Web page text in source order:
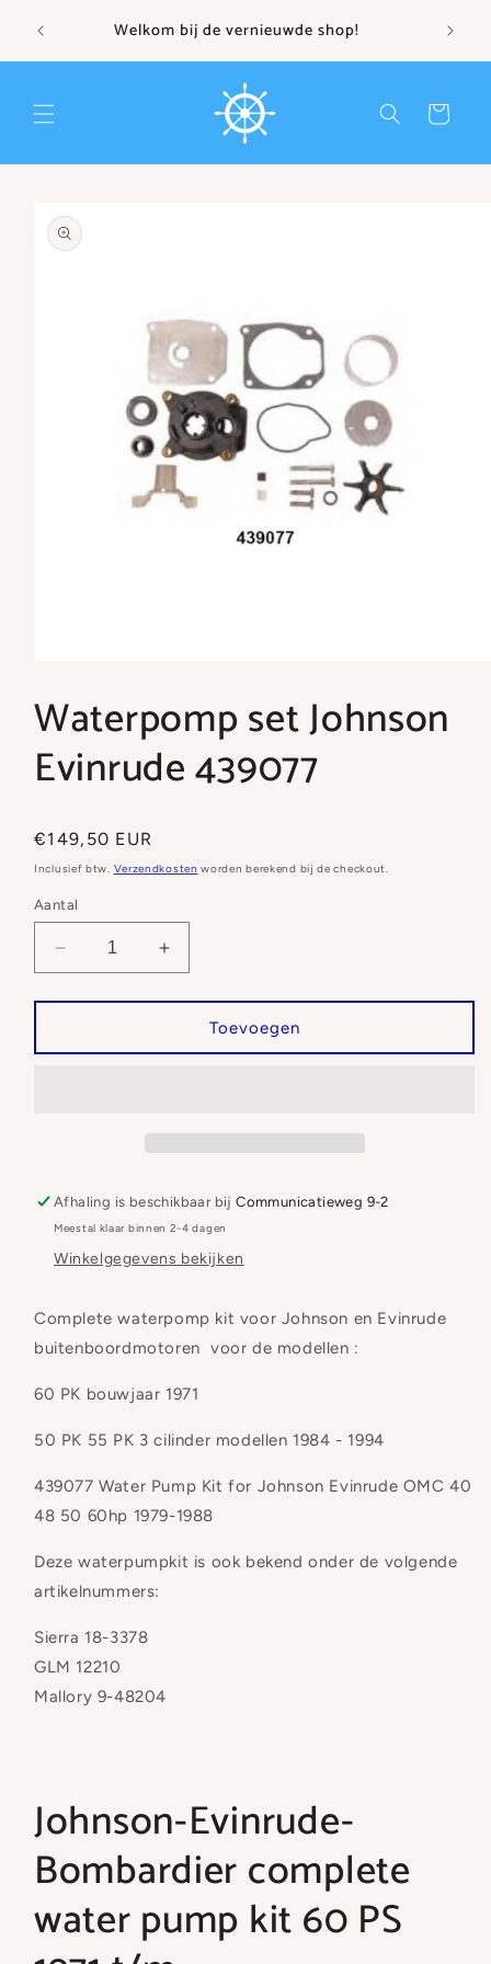
naar de
Welkom bij de vernieuwde shop!
Winkelwagen
naar
openen
in
modaal
Waterpomp set Johnson
Evinrude 439077
Normale
prijs
€149,50 EUR
Inclusief btw. Verzendkosten worden berekend bij de checkout.
Aantal
Aantal
verlagen
voor
set
Aantal
verhogen
voor
Waterpomp
set
Toevoegen
Afhaling is beschikbaar bijCommunicatieweg 9-2
Meestal klaar binnen 2-4 dagen
Winkelgegevens bekijken
Complete waterpomp kit voor Johnson en Evinrude
buitenboordmotoren voor de modellen :
60 PK bouwjaar 1971
50 PK 55 PK 3 cilinder modellen 1984 - 1994
439077 Water Pump Kit for Johnson Evinrude OMC 40
48 50 60hp 1979-1988
Deze waterpumpkit is ook bekend onder de volgende
artikelnummers:
Sierra 18-3378
GLM 12210
Mallory 9-48204
Johnson-Evinrude-
Bombardier complete
water pump kit 60 PS